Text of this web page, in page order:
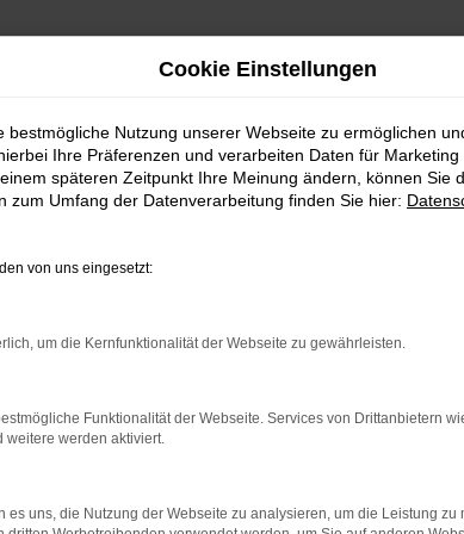
bestimmter Seiten verhindern. Funktioniert die
beheben.
auf dem neuesten Stand sind.
kann auch dazu führen, dass bestimmte
Cookie Einstellungen
bestmögliche Nutzung unserer Webseite zu ermöglichen
Ihre Präferenzen und verarbeiten Daten für
späteren Zeitpunkt Ihre Meinung ändern, können Sie
zum Umfang der Datenverarbeitung finden Sie hier:
von uns eingesetzt:
um die Kernfunktionalität der Webseite zu gewährleisten.
Funktionalität der Webseite. Services von Drittanbietern
weitere werden aktiviert.
es uns, die Nutzung der Webseite zu analysieren, um die Leistung